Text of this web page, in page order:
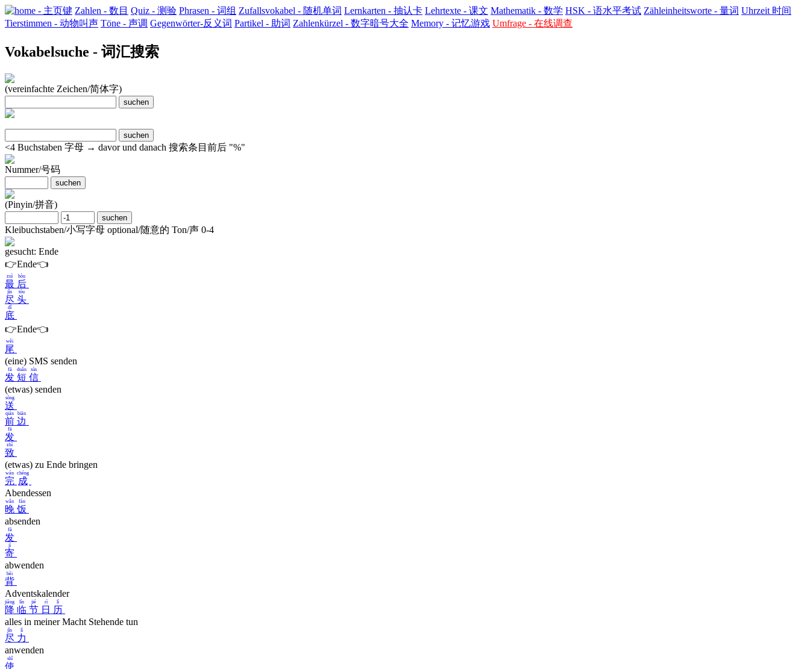
home - 主页键 Zahlen - 数目 Quiz - 测验 Phrasen - 词组 Zufallsvokabel - 随机单词 Lernkarten - 抽认卡 Lehrtexte - 课文 Mathematik - 数学 HSK - 语​水平​考试 Zähleinheitsworte - 量词 Uhrzeit 时间
Tierstimmen - 动物叫声 Töne - 声调 Gegenwörter-反义词 Partikel - 助词 Zahlenkürzel - 数字暗号大全 Memory - 记忆游戏 Umfrage - 在线调查
Vokabelsuche - 词汇搜索
(vereinfachte Zeichen/简体字)
<4 Buchstaben 字母 → davor und danach 搜索​条目前后 "%"
Nummer/号码
(Pinyin/拼音)
Kleibuchstaben/小写​字母 optional/随意​的 Ton/声 0-4
gesucht: Ende
👉Ende👈
最
zuì
后
hòu
尽
jǐn
头
tóu
底
dǐ
👉Ende👈
尾
wěi
(eine) SMS senden
发
fā
短
duǎn
信
xìn
(etwas) senden
送
sòng
前
qián
边
biān
发
fā
致
zhì
(etwas) zu Ende bringen
完
wán
成
chéng
Abendessen
晚
wǎn
饭
fàn
absenden
发
fā
寄
jì
abwenden
背
bèi
Adventskalender
降
jiàng
临
lín
节
jié
日
rì
历
lì
alles in meiner Macht Stehende tun
尽
jǐn
力
lì
anwenden
使
shǐ